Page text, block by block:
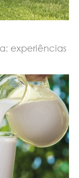
experiências